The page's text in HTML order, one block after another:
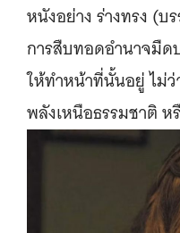
หนังอย่าง ร่างทรง (
การสืบทอดอำนาจมืด
ให้ทำหน้าที่นั้นอยู่ ไม่
พลังเหนือธรรมชาติ ห